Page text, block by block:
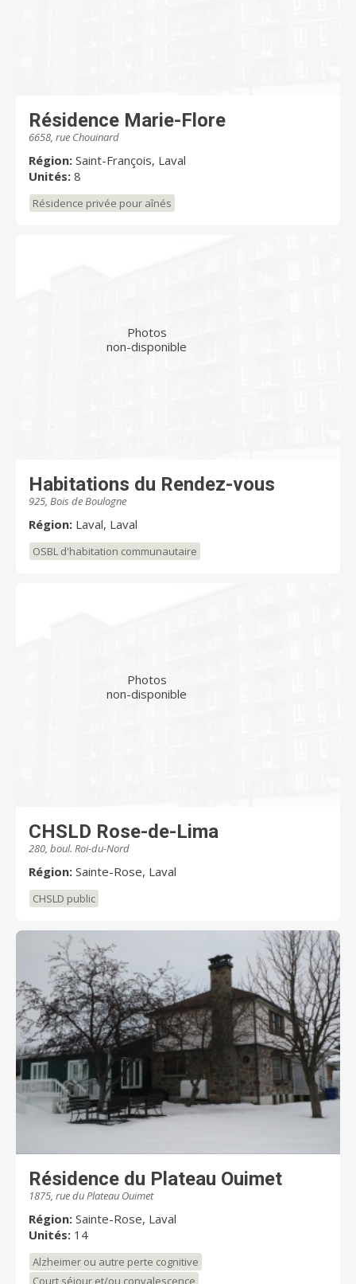
Résidence Marie-Flore
6658, rue Chouinard
Région: Saint-François, Laval
Unités: 8
Résidence privée pour aînés
Photos
non-disponible
Habitations du Rendez-vous
925, Bois de Boulogne
Région: Laval, Laval
OSBL d'habitation communautaire
Photos
non-disponible
CHSLD Rose-de-Lima
280, boul. Roi-du-Nord
Région: Sainte-Rose, Laval
CHSLD public
Résidence du Plateau Ouimet
1875, rue du Plateau Ouimet
Région: Sainte-Rose, Laval
Unités: 14
Alzheimer ou autre perte cognitive
Court séjour et/ou convalescence